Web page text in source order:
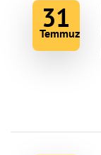
31
Temmuz